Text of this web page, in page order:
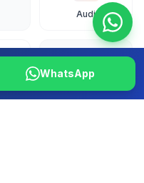
Audi
Honda
WhatsApp